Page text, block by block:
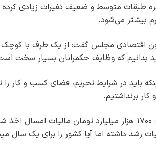
طبقات متوسط و ضعیف تغیرات زیادی
بیشتر می‌شود.
اقتصادی مجلس گفت: از یک طرف با کوچک
بدانیم که وظایف حکمرانان بسیار سخت
باید در شرایط تحریم، فضای کسب و کار
برنداشتیم.
رشد داشته اما آیا کشور را برای یک سال